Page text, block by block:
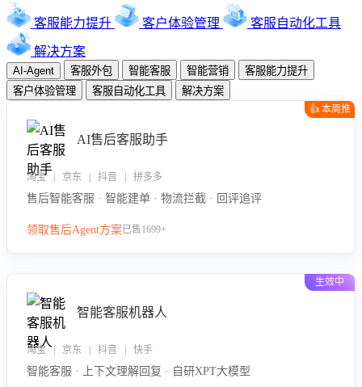
客服能力提升 客户体验管理 客服自动化工具
解决方案
AI-Agent 客服外包 智能客服 智能营销
客服能力提升
客户体验管理
客服自动化工具 解决方案
👍 本周推
AI售后客服助手
淘宝 | 京东 | 抖音 | 拼多多
售后智能客服 · 智能建单 · 物流拦截 · 回评追评
领取售后Agent方案已售1699+
生效中
智能客服机器人
淘宝 | 京东 | 抖音 | 快手
智能客服 · 上下文理解回复 · 自研XPT大模型